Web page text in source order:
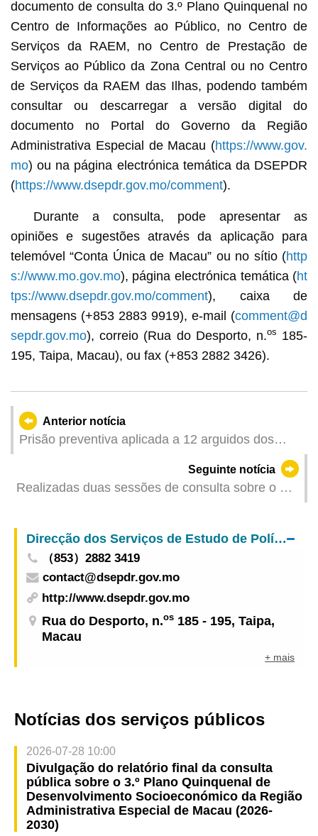
documento de consulta do 3.º Plano Quinquenal no
Centro de Informações ao Público, no Centro de
Serviços da RAEM, no Centro de Prestação de
Serviços ao Público da Zona Central ou no Centro
de Serviços da RAEM das Ilhas, podendo também
consultar ou descarregar a versão digital do
documento no Portal do Governo da Região
Administrativa Especial de Macau (https://www.gov.
mo) ou na página electrónica temática da DSEPDR
(https://www.dsepdr.gov.mo/comment).
Durante a consulta, pode apresentar as
opiniões e sugestões através da aplicação para
telemóvel “Conta Única de Macau” ou no sítio (http
s://www.mo.gov.mo), página electrónica temática (ht
tps://www.dsepdr.gov.mo/comment), caixa de
mensagens (+853 2883 9919), e‑mail (comment@d
sepdr.gov.mo), correio (Rua do Desporto, n.os 185-
195, Taipa, Macau), ou fax (+853 2882 3426).
Anterior notícia
Prisão preventiva aplicada a 12 arguidos dos
grupos criminosos por suspeita de exploração de
Seguinte notícia
Realizadas duas sessões de consulta sobre o 3.º
Membros de Macau no Comité Nacional da
Conferência Consultiva Política do Povo Chinês
Direcção dos Serviços de Estudo de Políticas e Desenvolvimento Regional
（853）2882 3419
contact@dsepdr.gov.mo
http://www.dsepdr.gov.mo
Rua do Desporto, n.os 185 - 195, Taipa,
Macau
+ mais
Notícias dos serviços públicos
2026-07-28 10:00
Divulgação do relatório final da consulta
pública sobre o 3.º Plano Quinquenal de
Desenvolvimento Socioeconómico da Região
Administrativa Especial de Macau (2026-
2030)